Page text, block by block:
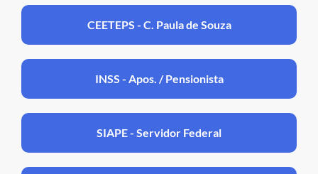
CEETEPS - C. Paula de Souza
INSS - Apos. / Pensionista
SIAPE - Servidor Federal